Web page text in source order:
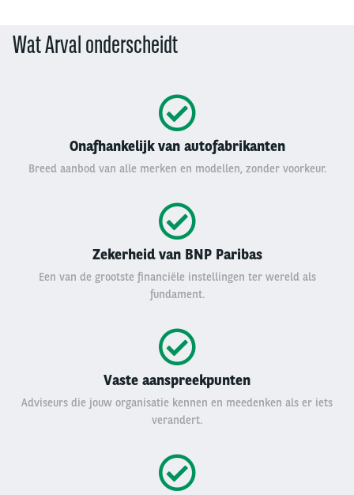
Wat Arval onderscheidt
Onafhankelijk van autofabrikanten
Breed aanbod van alle merken en modellen, zonder voorkeur.
Zekerheid van BNP Paribas
Een van de grootste financiële instellingen ter wereld als
fundament.
Vaste aanspreekpunten
Adviseurs die jouw organisatie kennen en meedenken als er iets
verandert.